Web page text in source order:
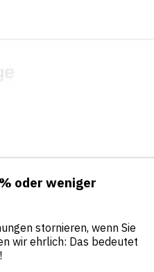
oder weniger
stornieren, wenn Sie
wir ehrlich: Das bedeutet
!